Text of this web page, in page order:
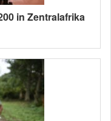
in Zentralafrika